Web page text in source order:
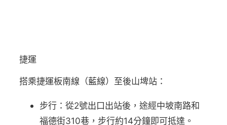
捷運
搭乘捷運板南線（藍線）至後山埤站：
步行：從2號出口出站後，途經中坡南路和
福德街310巷，步行約14分鐘即可抵達。